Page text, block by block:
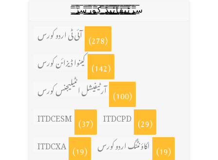
س̳̿͟͞ر̳̿͟͞ٹ̳̿͟͞ی̳̿͟͞ف̳̿͟͞ا̳̿͟͞ي̳̳̿ٔ̿͟͟͞͞ی̳̿͟͞ڈ̳̿͟͞ ̳̿͟͞ک̳̿͟͞و̳̿͟͞ر̳̿͟͞س̳̿͟͞ز̳̿͟͞
آئی ٹی اردو کورس (278)
کینوا ڈیزائن کورس (142)
آرٹیفیشل انٹیلیجنس کورس (100)
ITDCESM (37) ITDCPD (29)
ITDCXA (19) اکاؤنٹنگ اردو کورس (19)